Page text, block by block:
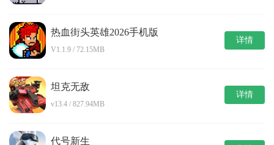
热血街头英雄2026手机版
V1.1.9 / 72.15MB
详情
坦克无敌
v13.4 / 827.94MB
详情
代号新生